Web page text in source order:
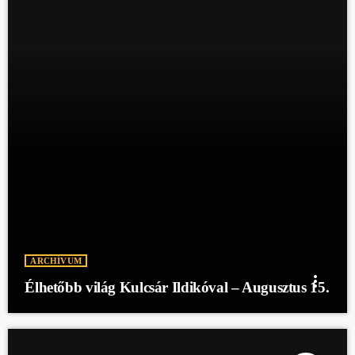
ARCHÍVUM
Élhetőbb világ Kulcsár Ildikóval – Augusztus 15.
more_vert